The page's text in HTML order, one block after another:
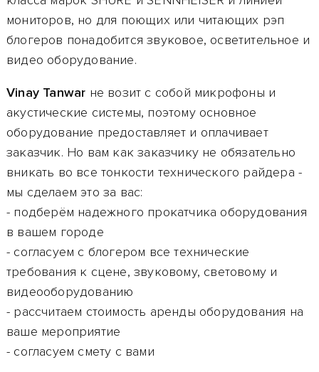
мониторов, но для поющих или читающих рэп
блогеров понадобится звуковое, осветительное и
видео оборудование.
Vinay Tanwar не возит с собой микрофоны и
акустические системы, поэтому основное
оборудование предоставляет и оплачивает
заказчик. Но вам как заказчику не обязательно
вникать во все тонкости технического райдера -
мы сделаем это за вас:
- подберём надежного прокатчика оборудования
в вашем городе
- согласуем с блогером все технические
требования к сцене, звуковому, световому и
видеооборудованию
- рассчитаем стоимость аренды оборудования на
ваше мероприятие
- согласуем смету с вами